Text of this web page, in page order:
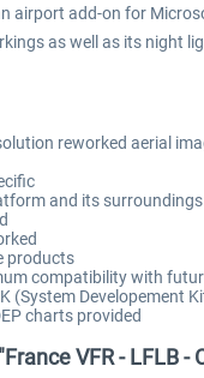
airport add-on for
as well as its night
reworked aerial
and its surroundings
products
compatibility with
(System
charts provided
VFR - LFLB